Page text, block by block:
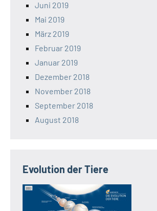
Juni 2019
Mai 2019
März 2019
Februar 2019
Januar 2019
Dezember 2018
November 2018
September 2018
August 2018
Evolution der Tiere